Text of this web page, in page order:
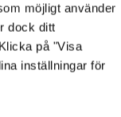
möjligt använder
dock ditt
på "Visa
inställningar för